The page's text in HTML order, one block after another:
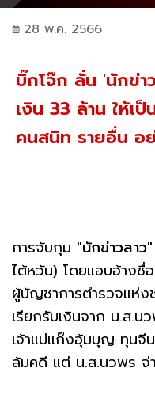
28 พ.ค. 2566
บิ๊กโจ๊ก ลั่น 'นักข่า
เงิน 33 ล้าน ให้เ
คนสนิท รายอื่น อ
การจับกุม "นักข่าวสาว"
ไต้หวัน) โดยแอบอ้าง
ผู้บัญชาการตำรวจแห่
เรียกรับเงินจาก น.ส.
เจ้าแม่แก๊งอุ้มบุญ ทุนจีน
ล้มคดี แต่ น.ส.นวพร จ่